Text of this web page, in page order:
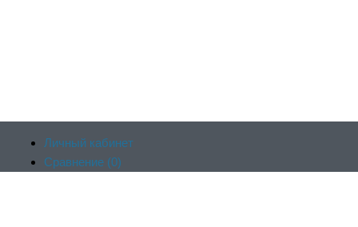
Личный кабинет
Сравнение (0)